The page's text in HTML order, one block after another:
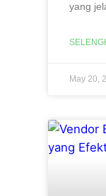
yang
May 20,